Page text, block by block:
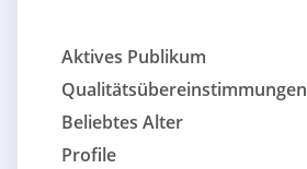
Aktives Publikum
Qualitätsübereinstimmungen
Beliebtes Alter
Profile